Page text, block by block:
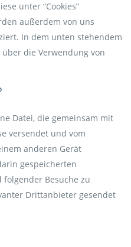
unter “Cookies”
außerdem von uns
In dem unten stehendem
die Verwendung von
Datei, die gemeinsam mit
versendet und vom
anderen Gerät
gespeicherten
Besuche zu
Drittanbieter gesendet